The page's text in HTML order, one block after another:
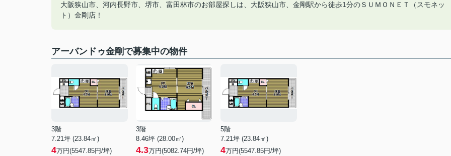
大阪狭山市、河内長野市、堺市、富田林市のお部屋探しは、大阪狭山市、金剛駅から徒歩1分のＳＵＭＯＮＥＴ（スモネッ
ト）金剛店！
アーバンドゥ金剛で募集中の物件
3階
7.21坪 (23.84㎡)
4万円(5547.85円/坪)
3階
8.46坪 (28.00㎡)
4.3万円(5082.74円/坪)
5階
7.21坪 (23.84㎡)
4万円(5547.85円/坪)